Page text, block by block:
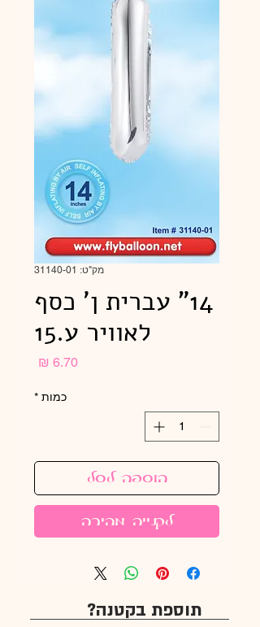
מק"ט: 31140-01
14" עברית ן' כסף
לאוויר ע.15
כמות *
הוספה לסל
לקנייה מהירה
תוספת בקטנה?